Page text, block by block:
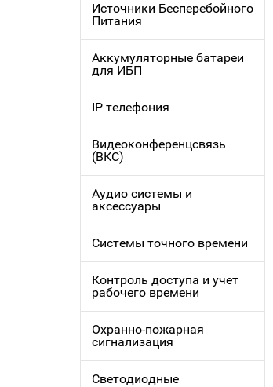
Источники Бесперебойного
Питания
Аккумуляторные батареи
для ИБП
IP телефония
Видеоконференцсвязь
(ВКС)
Аудио системы и
аксессуары
Системы точного времени
Контроль доступа и учет
рабочего времени
Охранно-пожарная
сигнализация
Светодиодные